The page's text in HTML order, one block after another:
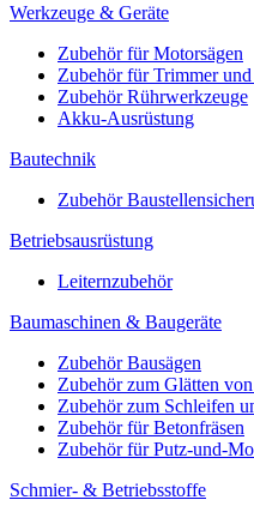
Werkzeuge & Geräte
Zubehör für Motorsägen
Zubehör für Trimmer
Zubehör Rührwerkzeuge
Akku-Ausrüstung
Bautechnik
Zubehör
Betriebsausrüstung
Leiternzubehör
Baumaschinen & Baugeräte
Zubehör Bausägen
Zubehör zum Glätten
Zubehör zum Schleifen
Zubehör für Betonfräsen
Zubehör für Putz-und-
Schmier- & Betriebsstoffe